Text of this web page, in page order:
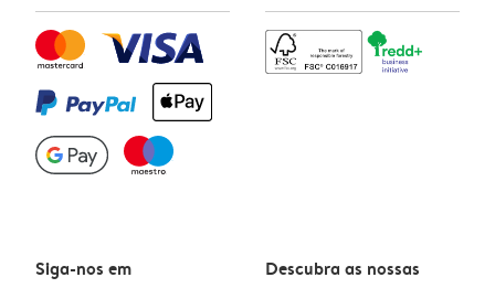
Siga-nos em
Descubra as nossas